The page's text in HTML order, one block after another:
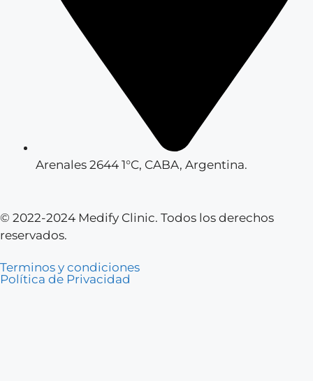
Arenales 2644 1°C, CABA, Argentina.
© 2022-2024 Medify Clinic. Todos los derechos
reservados.
Terminos y condiciones
Política de Privacidad